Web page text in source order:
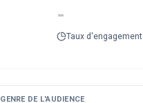
-
Taux d'engagement
GENRE DE L'AUDIENCE